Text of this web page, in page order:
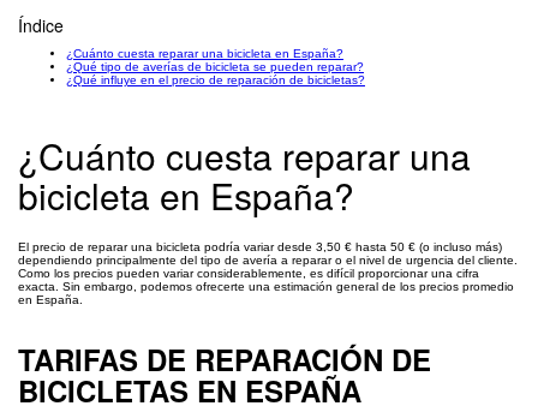
Índice
¿Cuánto cuesta reparar una bicicleta en España?
¿Qué tipo de averías de bicicleta se pueden reparar?
¿Qué influye en el precio de reparación de bicicletas?
¿Cuánto cuesta reparar una
bicicleta en España?
El precio de reparar una bicicleta podría variar desde 3,50 € hasta 50 € (o incluso más)
dependiendo principalmente del tipo de avería a reparar o el nivel de urgencia del cliente.
Como los precios pueden variar considerablemente, es difícil proporcionar una cifra
exacta. Sin embargo, podemos ofrecerte una estimación general de los precios promedio
en España.
TARIFAS DE REPARACIÓN DE
BICICLETAS EN ESPAÑA